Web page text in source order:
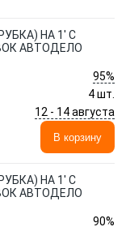
НА 1' С
АВТОДЕЛО
95%
4 шт.
12 - 14 августа
В корзину
НА 1' С
АВТОДЕЛО
90%